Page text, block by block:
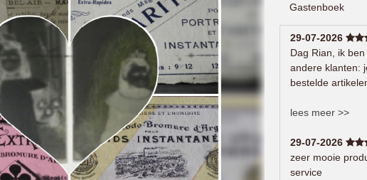
Gastenboek
29-07-2026
Dag Rian, ik
andere klanten:
bestelde
lees meer >>
29-07-2026
zeer mooie
service